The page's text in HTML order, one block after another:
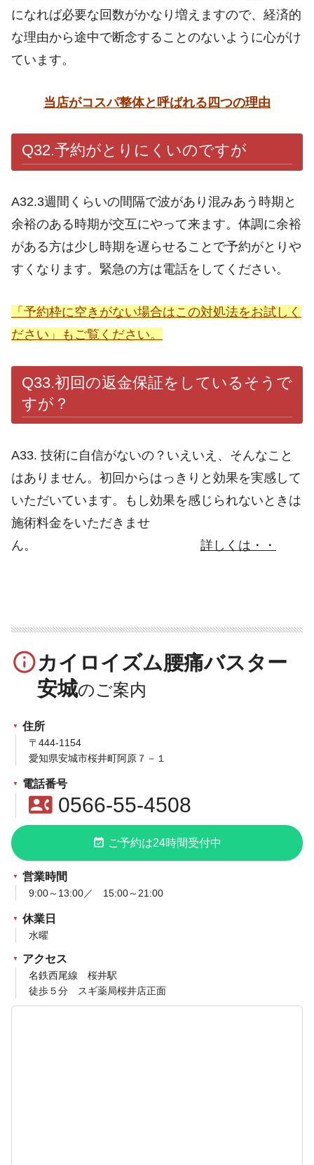
になれば必要な回数がかなり増えますので、経済的
な理由から途中で断念することのないように心がけ
ています。
当店がコスパ整体と呼ばれる四つの理由
Q32.予約がとりにくいのですが
A32.3週間くらいの間隔で波があり混みあう時期と
余裕のある時期が交互にやって来ます。体調に余裕
がある方は少し時期を遅らせることで予約がとりや
すくなります。緊急の方は電話をしてください。
「予約枠に空きがない場合はこの対処法をお試しく
ださい」もご覧ください。
Q33.初回の返金保証をしているそうで
すが？
A33. 技術に自信がないの？いえいえ、そんなこと
はありません。初回からはっきりと効果を実感して
いただいています。もし効果を感じられないときは
施術料金をいただきませ
ん。 詳しくは・・
info_outlineカイロイズム腰痛バスター
安城
住所
〒444-1154
愛知県安城市桜井町阿原７－１
電話番号
contact_phone0566-55-4508
event_available ご予約は24時間受付中
営業時間
9:00～13:00／ 15:00～21:00
休業日
水曜
アクセス
名鉄西尾線 桜井駅
徒歩５分 スギ薬局桜井店正面